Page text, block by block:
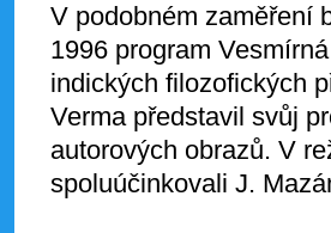
V podobném zaměření
1996 program
indických filozofických
Verma představil svůj
autorových obrazů. V
spoluúčinkovali J.